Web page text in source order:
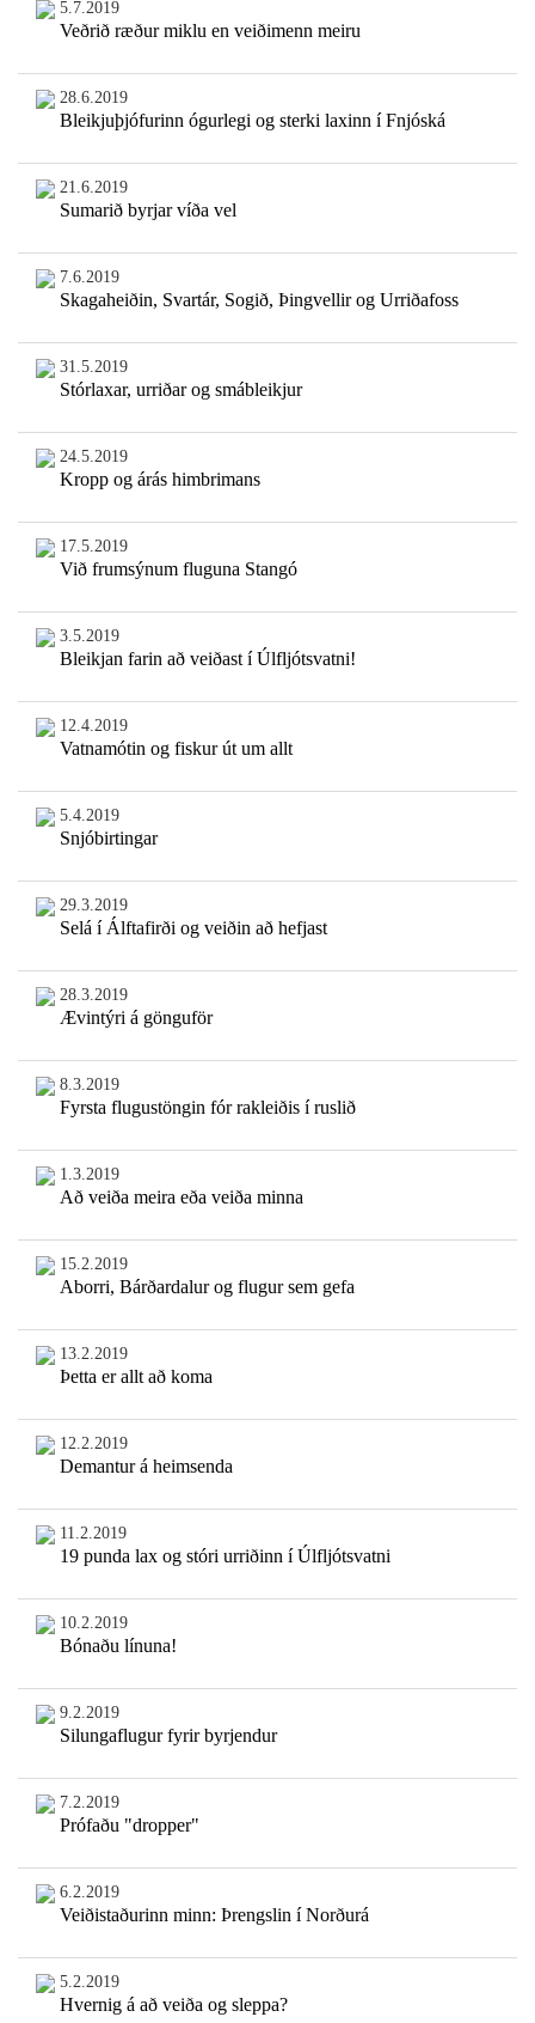
5.7.2019
Veðrið ræður miklu en veiðimenn meiru
28.6.2019
Bleikjuþjófurinn ógurlegi og sterki laxinn í Fnjóská
21.6.2019
Sumarið byrjar víða vel
7.6.2019
Skagaheiðin, Svartár, Sogið, Þingvellir og Urriðafoss
31.5.2019
Stórlaxar, urriðar og smábleikjur
24.5.2019
Kropp og árás himbrimans
17.5.2019
Við frumsýnum fluguna Stangó
3.5.2019
Bleikjan farin að veiðast í Úlfljótsvatni!
12.4.2019
Vatnamótin og fiskur út um allt
5.4.2019
Snjóbirtingar
29.3.2019
Selá í Álftafirði og veiðin að hefjast
28.3.2019
Ævintýri á gönguför
8.3.2019
Fyrsta flugustöngin fór rakleiðis í ruslið
1.3.2019
Að veiða meira eða veiða minna
15.2.2019
Aborri, Bárðardalur og flugur sem gefa
13.2.2019
Þetta er allt að koma
12.2.2019
Demantur á heimsenda
11.2.2019
19 punda lax og stóri urriðinn í Úlfljótsvatni
10.2.2019
Bónaðu línuna!
9.2.2019
Silungaflugur fyrir byrjendur
7.2.2019
Prófaðu "dropper"
6.2.2019
Veiðistaðurinn minn: Þrengslin í Norðurá
5.2.2019
Hvernig á að veiða og sleppa?